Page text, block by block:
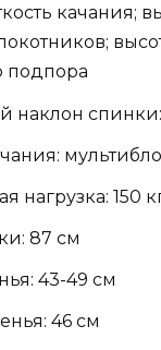
качания;
подпора
наклон спинки:
нагрузка: 150
87 см
43-49 см
46 см